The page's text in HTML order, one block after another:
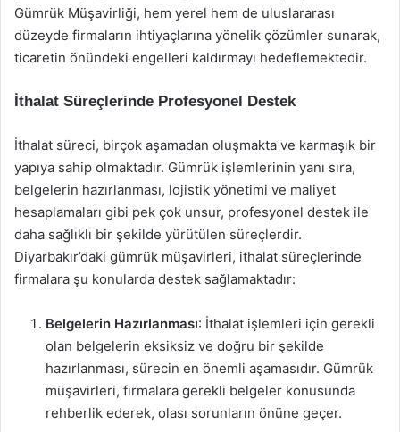
Gümrük Müşavirliği, hem yerel hem de uluslararası
düzeyde firmaların ihtiyaçlarına yönelik çözümler sunarak,
ticaretin önündeki engelleri kaldırmayı hedeflemektedir.
İthalat Süreçlerinde Profesyonel Destek
İthalat süreci, birçok aşamadan oluşmakta ve karmaşık bir
yapıya sahip olmaktadır. Gümrük işlemlerinin yanı sıra,
belgelerin hazırlanması, lojistik yönetimi ve maliyet
hesaplamaları gibi pek çok unsur, profesyonel destek ile
daha sağlıklı bir şekilde yürütülen süreçlerdir.
Diyarbakır’daki gümrük müşavirleri, ithalat süreçlerinde
firmalara şu konularda destek sağlamaktadır:
Belgelerin Hazırlanması: İthalat işlemleri için gerekli
olan belgelerin eksiksiz ve doğru bir şekilde
hazırlanması, sürecin en önemli aşamasıdır. Gümrük
müşavirleri, firmalara gerekli belgeler konusunda
rehberlik ederek, olası sorunların önüne geçer.